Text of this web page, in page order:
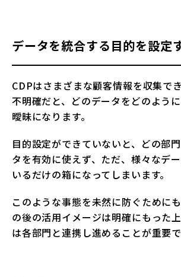
データを統合する目的を設定
CDPはさまざまな顧客情報を収集で
不明確だと、どのデータをどのよう
曖昧になります。
目的設定ができていないと、どの部
タを有効に使えず、ただ、様々なデ
いるだけの箱になってしまいます。
このような事態を未然に防ぐために
の後の活用イメージは明確にもった
は各部門と連携し進めることが重要で